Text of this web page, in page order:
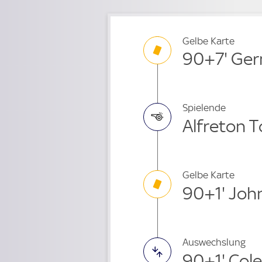
Gelbe Karte
90+7'
Spielende
Alfreton
Gelbe Karte
90+1'
Auswechslung